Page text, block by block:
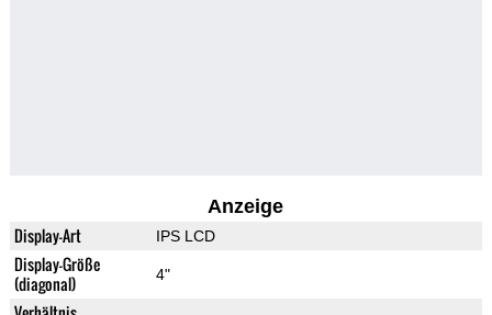
Anzeige
Display-Art IPS LCD
Display-Größe
(diagonal)
4"